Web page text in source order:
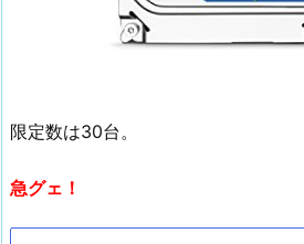
限定数は30台。
急グェ！